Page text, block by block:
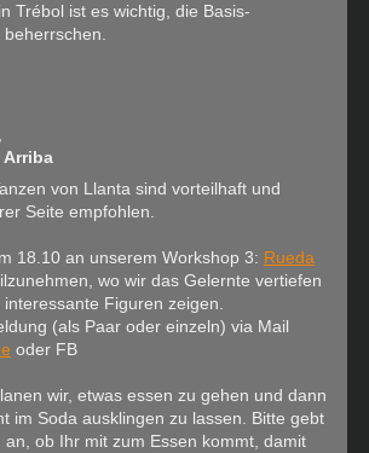
Trébol ist es wichtig, die Basis-
von Llanta sind vorteilhaft und
Seite empfohlen.
18.10 an unserem Workshop 3: Rueda
wo wir das Gelernte vertiefen
Figuren zeigen.
(als Paar oder einzeln) via Mail
oder FB
wir, etwas essen zu gehen und dann
im Soda ausklingen zu lassen. Bitte gebt
an, ob Ihr mit zum Essen kommt, damit